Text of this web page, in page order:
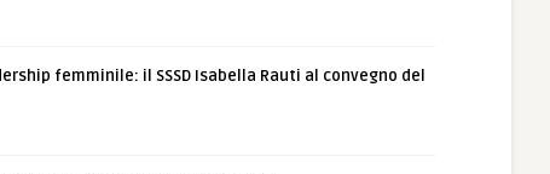
femminile: il SSSD Isabella Rauti al convegno del